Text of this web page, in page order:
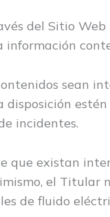
del Sitio
sean
incidentes.
existan
el Titular
de fluido